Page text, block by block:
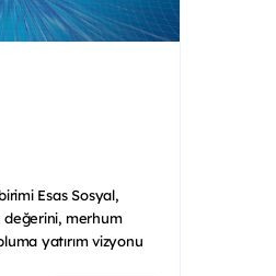
Esas Sosyal,
değerini, merhum
yatırım vizyonu